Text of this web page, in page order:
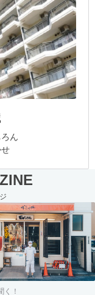
ん
く！